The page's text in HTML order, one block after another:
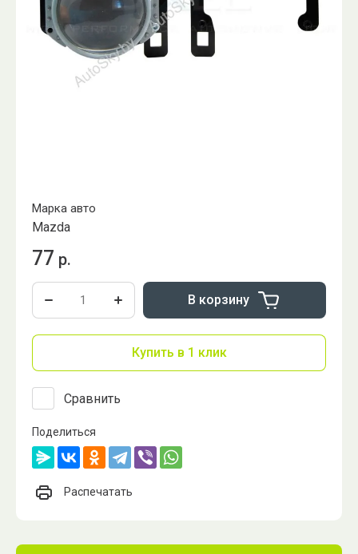
Марка авто
Mazda
77 р.
В корзину
Купить в 1 клик
Сравнить
Поделиться
Распечатать